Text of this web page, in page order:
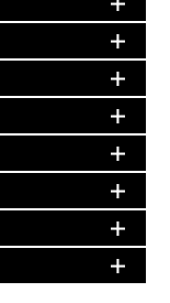
特別価格
ズ除く)
り)